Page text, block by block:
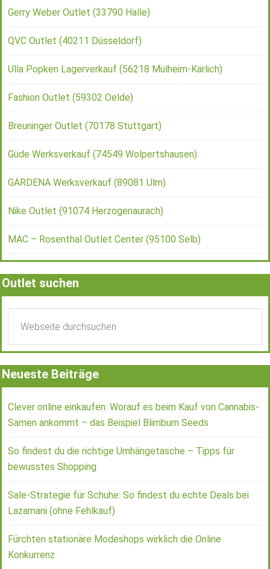
Gerry Weber Outlet (33790 Halle)
QVC Outlet (40211 Düsseldorf)
Ulla Popken Lagerverkauf (56218 Mülheim-Kärlich)
Fashion Outlet (59302 Oelde)
Breuninger Outlet (70178 Stuttgart)
Güde Werksverkauf (74549 Wolpertshausen)
GARDENA Werksverkauf (89081 Ulm)
Nike Outlet (91074 Herzogenaurach)
MAC – Rosenthal Outlet Center (95100 Selb)
Outlet suchen
Neueste Beiträge
Clever online einkaufen: Worauf es beim Kauf von Cannabis-
Samen ankommt – das Beispiel Blimburn Seeds
So findest du die richtige Umhängetasche – Tipps für
bewusstes Shopping
Sale-Strategie für Schuhe: So findest du echte Deals bei
Lazamani (ohne Fehlkauf)
Fürchten stationäre Modeshops wirklich die Online
Konkurrenz